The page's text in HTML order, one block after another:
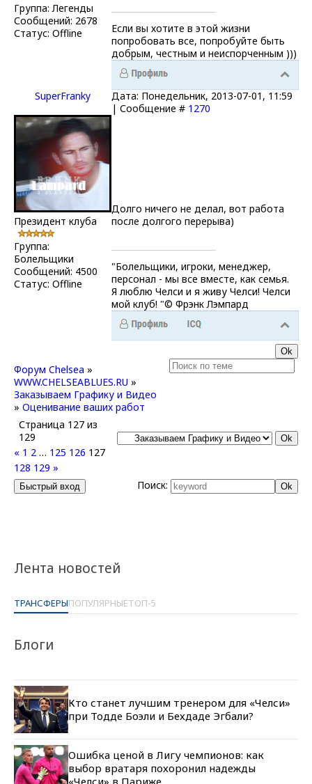
Лента новостей
ТРАНСФЕРЫПОПУЛЯРНЫЕТОП-5
Блоги
Кто станет лучшим тренером для «Челси»
при Тодде Боэли и Бехдаде Эгбали?
Ошибка ценой в Лигу чемпионов: как
выбор вратаря похоронил надежды
«Челси» в Париже
Группа: Легенды
Сообщений: 2678
Статус: Offline
Если вы хотите в этой жизни
попробовать все, попробуйте быть
добрым, честным и неиспорченным )))
SuperFranky
Дата: Понедельник, 2013-07-01, 11:59
| Сообщение # 1270
Президент клуба
Группа:
Болельщики
Сообщений: 4500
Статус: Offline
Долго ничего не делал, вот работа
после долгого перерыва)
"Болельщики, игроки, менеджер,
персонал - мы все вместе, как семья.
Я люблю Челси и я живу Челси! Челси
мой клуб! "© Фрэнк Лэмпард
Форум Chelsea »
WWW.CHELSEABLUES.RU »
Заказываем Графику и Видео
» Оценивание ваших работ
Страница 127 из
129
« 1 2 … 125 126 127
128 129 »
Поиск: